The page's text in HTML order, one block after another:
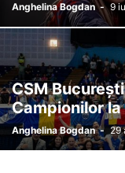
Anghelina Bogdan - 9
CSM
Campionilor
Anghelina Bogdan - 29